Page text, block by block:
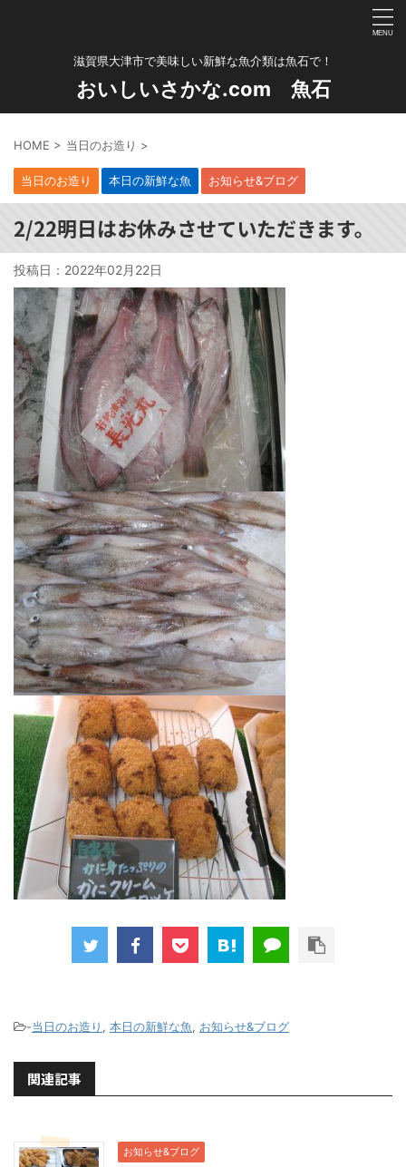
滋賀県大津市で美味しい新鮮な魚介類は魚石で！
おいしいさかな.com 魚石
HOME > 当日のお造り >
当日のお造り 本日の新鮮な魚 お知らせ&ブログ
2/22明日はお休みさせていただきます。
投稿日： 2022年02月22日
-当日のお造り , 本日の新鮮な魚, お知らせ&ブログ
関連記事
お知らせ&ブログ